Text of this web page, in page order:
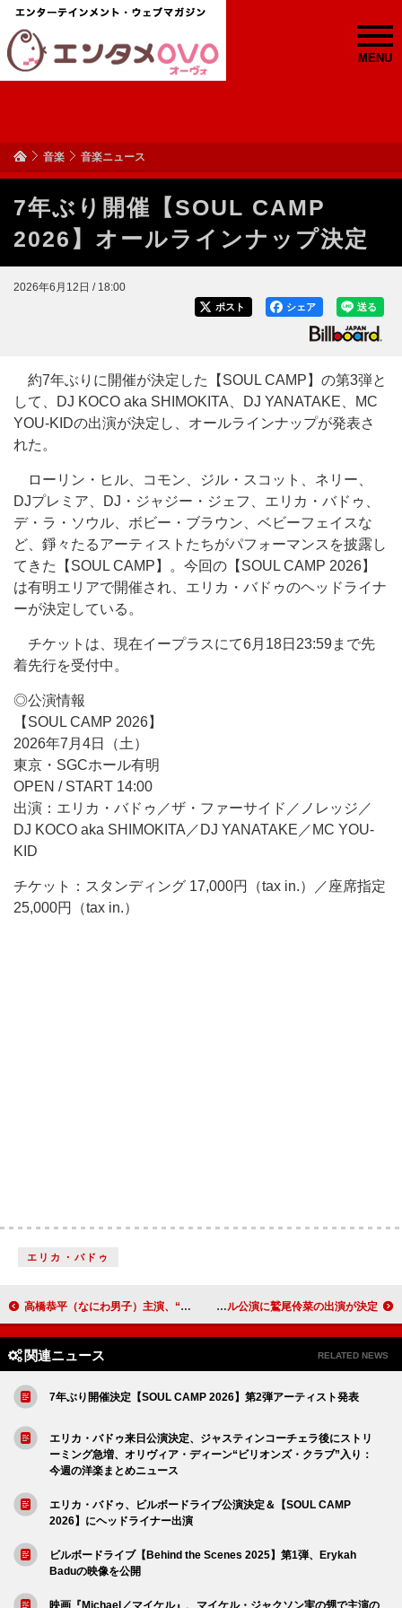
MENU
音楽 音楽ニュース
7年ぶり開催【SOUL CAMP
2026】オールラインナップ決定
2026年6月12日 / 18:00
送る
シェア
ポスト
約7年ぶりに開催が決定した【SOUL CAMP】の第3弾と
して、DJ KOCO aka SHIMOKITA、DJ YANATAKE、MC
YOU-KIDの出演が決定し、オールラインナップが発表さ
れた。
ローリン・ヒル、コモン、ジル・スコット、ネリー、
DJプレミア、DJ・ジャジー・ジェフ、エリカ・バドゥ、
デ・ラ・ソウル、ボビー・ブラウン、ベビーフェイスな
ど、錚々たるアーティストたちがパフォーマンスを披露し
てきた【SOUL CAMP】。今回の【SOUL CAMP 2026】
は有明エリアで開催され、エリカ・バドゥのヘッドライナ
ーが決定している。
チケットは、現在イープラスにて6月18日23:59まで先
着先行を受付中。
◎公演情報
【SOUL CAMP 2026】
2026年7月4日（土）
東京・SGCホール有明
OPEN / START 14:00
出演：エリカ・バドゥ／ザ・ファーサイド／ノレッジ／
DJ KOCO aka SHIMOKITA／DJ YANATAKE／MC YOU-
KID
チケット：スタンディング 17,000円（tax in.）／座席指定
25,000円（tax in.）
エリカ・バドゥ
高橋恭平（なにわ男子）主演、“映画山口くん”舞台挨拶などの特別映像＆新メイキング写真解禁 浜野はるき、全国ツアーファイナル公演に鷲尾伶菜の出演が決定
関連ニュース RELATED NEWS
7年ぶり開催決定【SOUL CAMP 2026】第2弾アーティスト発表
エリカ・バドゥ来日公演決定、ジャスティンコーチェラ後にストリ
ーミング急増、オリヴィア・ディーン“ビリオンズ・クラブ”入り：
今週の洋楽まとめニュース
エリカ・バドゥ、ビルボードライブ公演決定＆【SOUL CAMP
2026】にヘッドライナー出演
ビルボードライブ【Behind the Scenes 2025】第1弾、Erykah
Baduの映像を公開
映画『Michael／マイケル』、マイケル・ジャクソン実の甥で主演の